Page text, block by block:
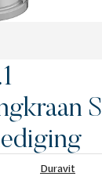
S
Duravit